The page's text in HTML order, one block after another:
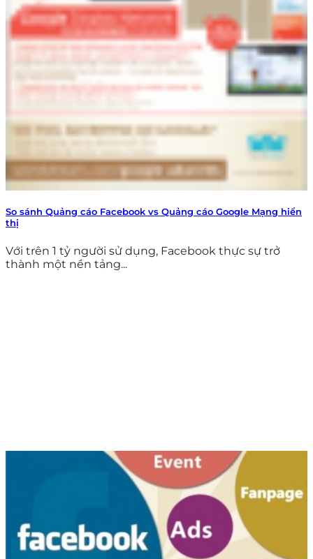
So sánh Quảng cáo Facebook vs Quảng cáo Google Mạng hiển
thị
Với trên 1 tỷ người sử dụng, Facebook thực sự trở
thành một nền tảng...